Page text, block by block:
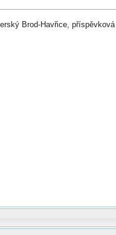
Brod-Havřice, příspěvková